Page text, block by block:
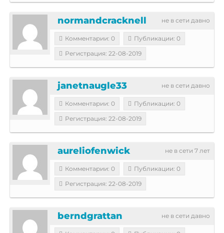
не в сети давно
normandcracknell
Комментарии: 0
Публикации: 0
Регистрация: 22-08-2019
не в сети давно
janetnaugle33
Комментарии: 0
Публикации: 0
Регистрация: 22-08-2019
не в сети 7 лет
aureliofenwick
Комментарии: 0
Публикации: 0
Регистрация: 22-08-2019
не в сети давно
berndgrattan